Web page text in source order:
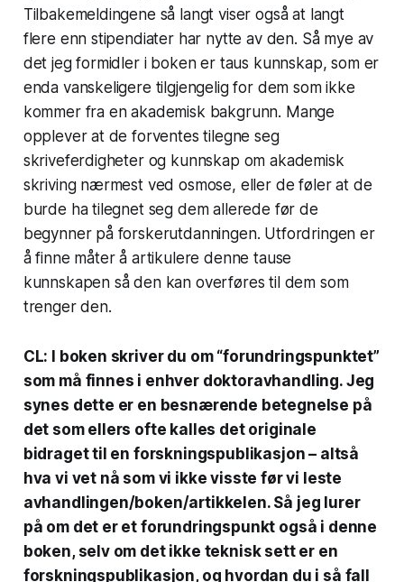
Tilbakemeldingene så langt viser også at langt
flere enn stipendiater har nytte av den. Så mye av
det jeg formidler i boken er taus kunnskap, som er
enda vanskeligere tilgjengelig for dem som ikke
kommer fra en akademisk bakgrunn. Mange
opplever at de forventes tilegne seg
skriveferdigheter og kunnskap om akademisk
skriving nærmest ved osmose, eller de føler at de
burde ha tilegnet seg dem allerede før de
begynner på forskerutdanningen. Utfordringen er
å finne måter å artikulere denne tause
kunnskapen så den kan overføres til dem som
trenger den.
CL: I boken skriver du om “forundringspunktet”
som må finnes i enhver doktoravhandling. Jeg
synes dette er en besnærende betegnelse på
det som ellers ofte kalles det originale
bidraget til en forskningspublikasjon – altså
hva vi vet nå som vi ikke visste før vi leste
avhandlingen/boken/artikkelen. Så jeg lurer
på om det er et forundringspunkt også i denne
boken, selv om det ikke teknisk sett er en
forskningspublikasjon, og hvordan du i så fall